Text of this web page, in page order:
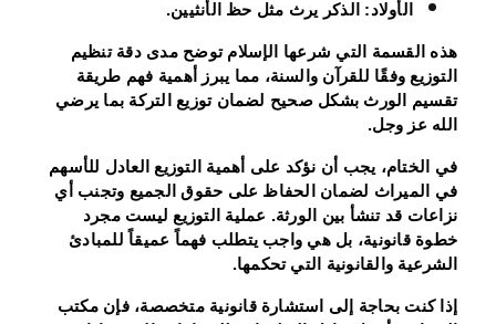
الأولاد: الذكر يرث مثل حظ الأنثيين.
هذه القسمة التي شرعها الإسلام توضح مدى دقة تنظيم
التوزيع وفقًا للقرآن والسنة، مما يبرز أهمية فهم طريقة
تقسيم الورث بشكل صحيح لضمان توزيع التركة بما يرضي
الله عز وجل.
في الختام، يجب أن نؤكد على أهمية التوزيع العادل للأسهم
في الميراث لضمان الحفاظ على حقوق الجميع وتجنب أي
نزاعات قد تنشأ بين الورثة. عملية التوزيع ليست مجرد
خطوة قانونية، بل هي واجب يتطلب فهماً عميقاً للمبادئ
الشرعية والقانونية التي تحكمها.
إذا كنت بحاجة إلى استشارة قانونية متخصصة، فإن مكتب